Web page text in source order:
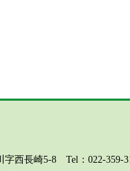
西長崎5-8 Tel：022-359-